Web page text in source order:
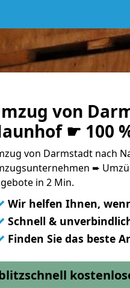
von
☛ 100
von Darmstadt nach
➨
in 2 Min.
Wir helfen Ihnen,
Schnell &
Finden Sie das beste